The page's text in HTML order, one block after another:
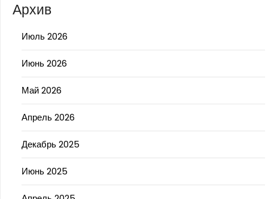
Архив
Июль 2026
Июнь 2026
Май 2026
Апрель 2026
Декабрь 2025
Июнь 2025